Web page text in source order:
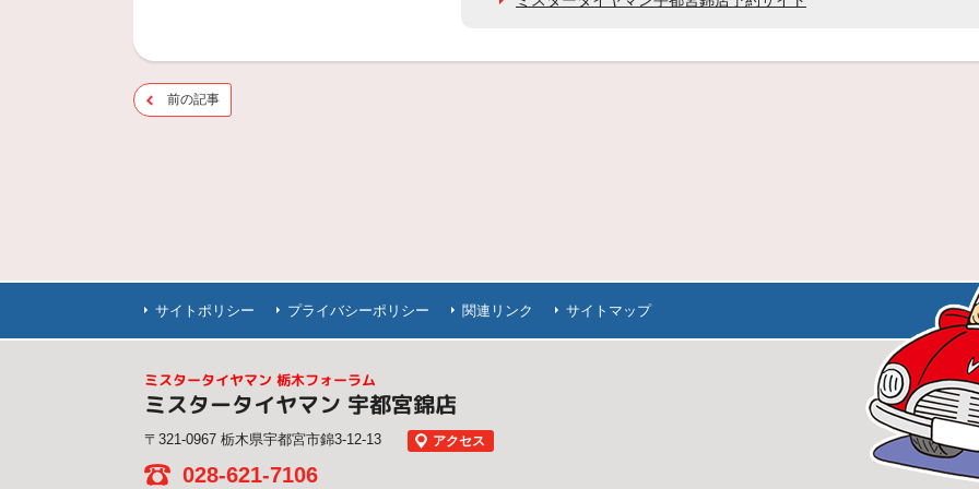
前の記事
サイトポリシー プライバシーポリシー 関連リンク サイトマップ
ミスタータイヤマン 栃木フォーラム
ミスタータイヤマン 宇都宮錦店
〒321-0967 栃木県宇都宮市錦3-12-13 アクセス
028-621-7106